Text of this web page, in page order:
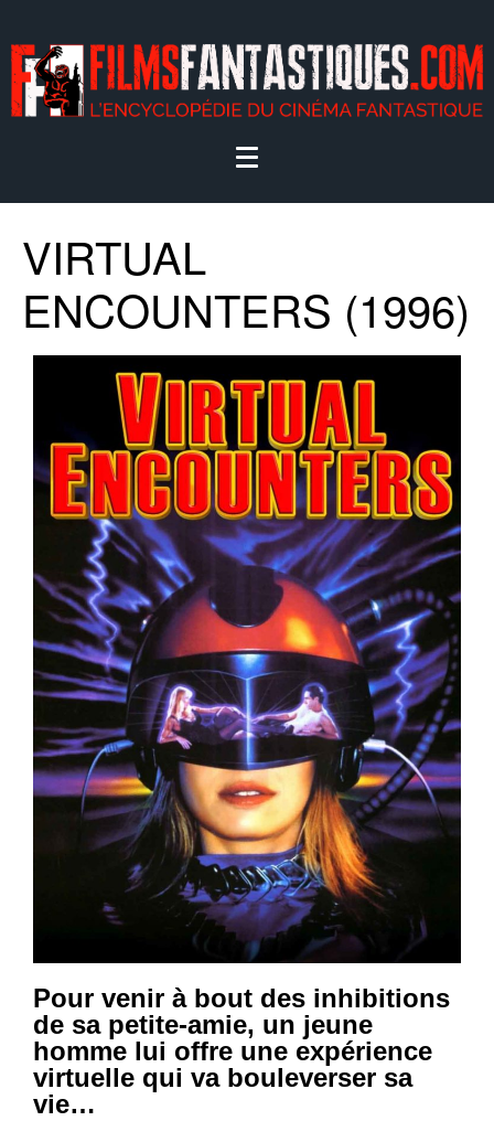
VIRTUAL
ENCOUNTERS (1996)
Pour venir à bout des inhibitions
de sa petite-amie, un jeune
homme lui offre une expérience
virtuelle qui va bouleverser sa
vie…